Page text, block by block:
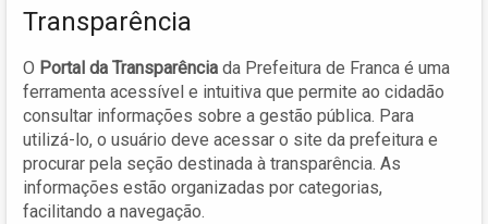
Transparência
O Portal da Transparência da Prefeitura de Franca é uma
ferramenta acessível e intuitiva que permite ao cidadão
consultar informações sobre a gestão pública. Para
utilizá-lo, o usuário deve acessar o site da prefeitura e
procurar pela seção destinada à transparência. As
informações estão organizadas por categorias,
facilitando a navegação.